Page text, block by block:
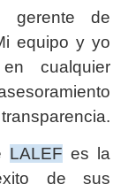
gerente de
equipo y yo
cualquier
LALEF es la
de sus